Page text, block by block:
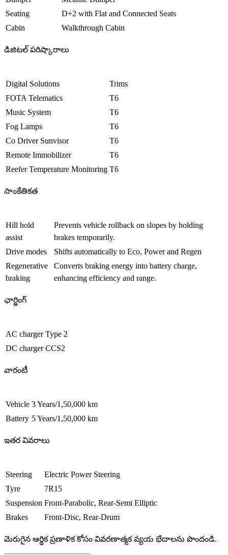
Seating
D+2 with Flat and Connected Seats
Cabin
Walkthrough Cabin
డిజిటల్ పరిష్కారాలు
Digital Solutions
Trims
FOTA Telematics
T6
Music System
T6
Fog Lamps
T6
Co Driver Sunvisor
T6
Remote Immobilizer
T6
Reefer Temperature Monitoring T6
సాంకేతికత
Hill hold
assist
Prevents vehicle rollback on slopes by holding
brakes temporarily.
Drive modes
Shifts automatically to Eco, Power and Regen
Regenerative
braking
Converts braking energy into battery charge,
enhancing efficiency and range.
ఛార్జింగ్
AC charger Type 2
DC charger CCS2
వారంటీ
Vehicle 3 Years/1,50,000 km
Battery 5 Years/1,50,000 km
ఇతర వివరాలు
Steering
Electric Power Steering
Tyre
7R15
Suspension Front-Parabolic, Rear-Semi Elliptic
Brakes
Front-Disc, Rear-Drum
మెరుగైన ఆర్థిక ప్రణాళిక కోసం వివరణాత్మక వ్యయ భేదాలను పొందండి.